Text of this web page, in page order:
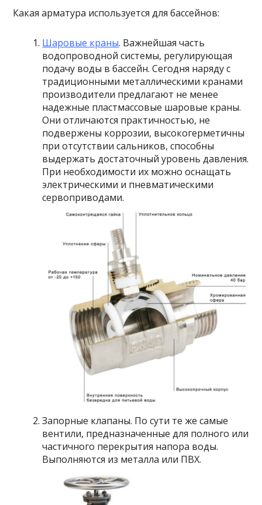
Какая арматура используется для бассейнов:
Шаровые краны. Важнейшая часть
водопроводной системы, регулирующая
подачу воды в бассейн. Сегодня наряду с
традиционными металлическими кранами
производители предлагают не менее
надежные пластмассовые шаровые краны.
Они отличаются практичностью, не
подвержены коррозии, высокогерметичны
при отсутствии сальников, способны
выдержать достаточный уровень давления.
При необходимости их можно оснащать
электрическими и пневматическими
сервоприводами.
Запорные клапаны. По сути те же самые
вентили, предназначенные для полного или
частичного перекрытия напора воды.
Выполняются из металла или ПВХ.